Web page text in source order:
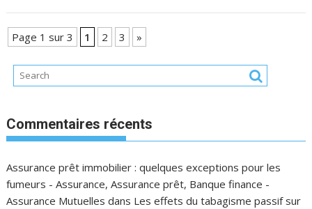
Page 1 sur 3 1 2 3 »
Commentaires récents
Assurance prêt immobilier : quelques exceptions pour les
fumeurs - Assurance, Assurance prêt, Banque finance -
Assurance Mutuelles dans Les effets du tabagisme passif sur